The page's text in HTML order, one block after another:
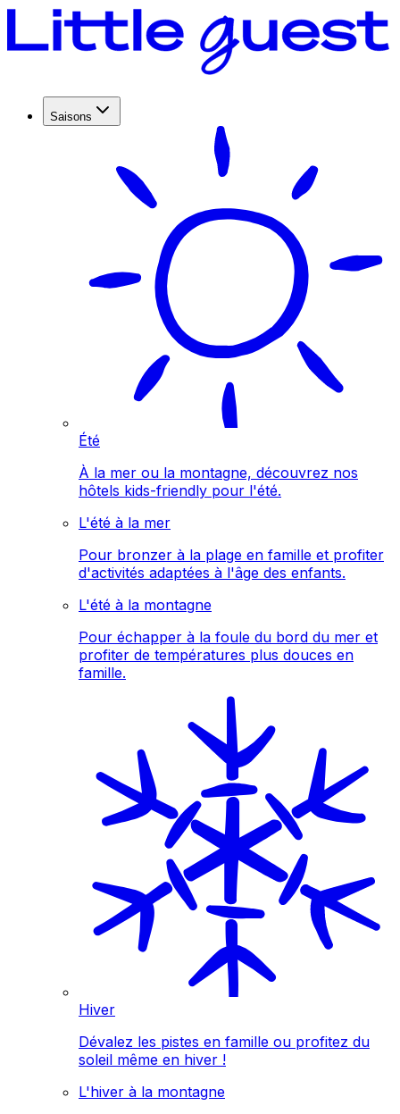
Saisons
Été
À la mer ou la montagne, découvrez nos
hôtels kids-friendly pour l'été.
L'été à la mer
Pour bronzer à la plage en famille et profiter
d'activités adaptées à l'âge des enfants.
L'été à la montagne
Pour échapper à la foule du bord du mer et
profiter de températures plus douces en
famille.
Hiver
Dévalez les pistes en famille ou profitez du
soleil même en hiver !
L'hiver à la montagne